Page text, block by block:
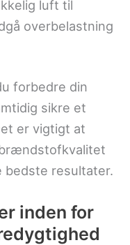
luft til
overbelastning
forbedre din
sikre et
er vigtigt at
bedste resultater.
inden for